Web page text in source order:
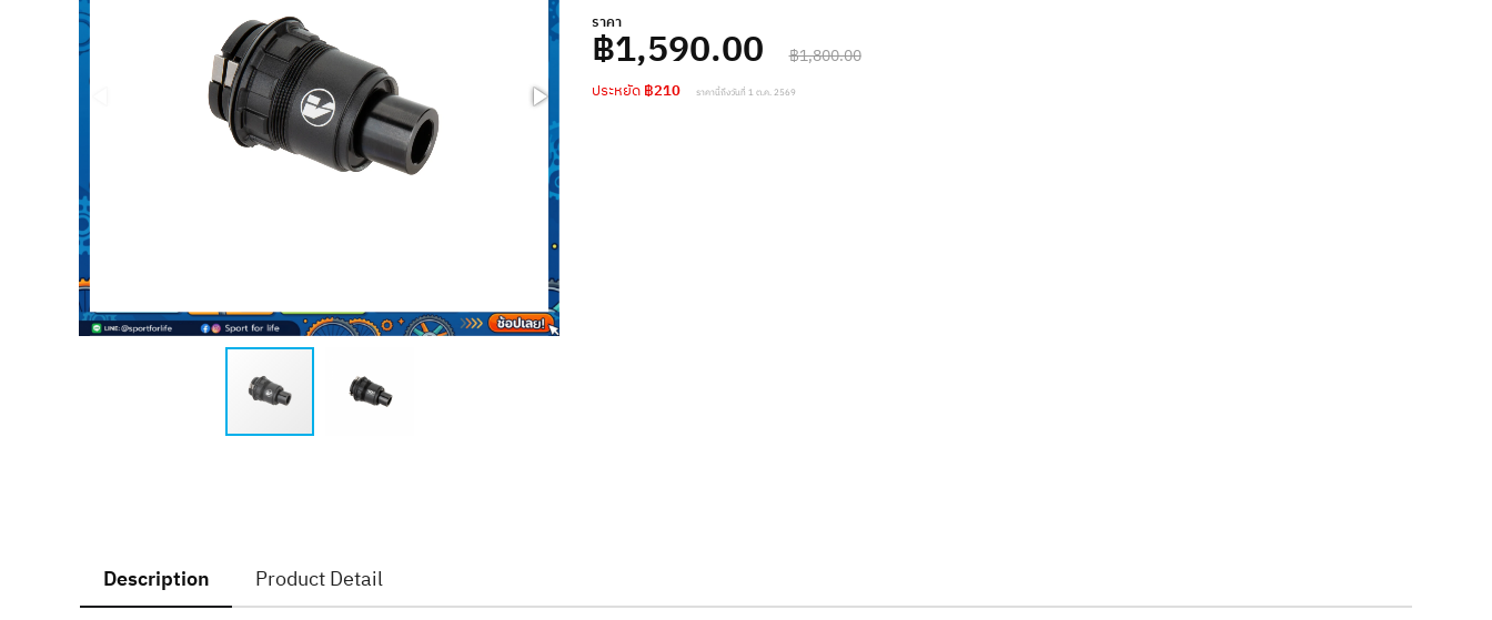
ราคา
฿1,590.00 ฿1,800.00
ประหยัด ฿210 ราคานี้ถึงวันที่ 1 ต.ค. 2569
Description Product Detail